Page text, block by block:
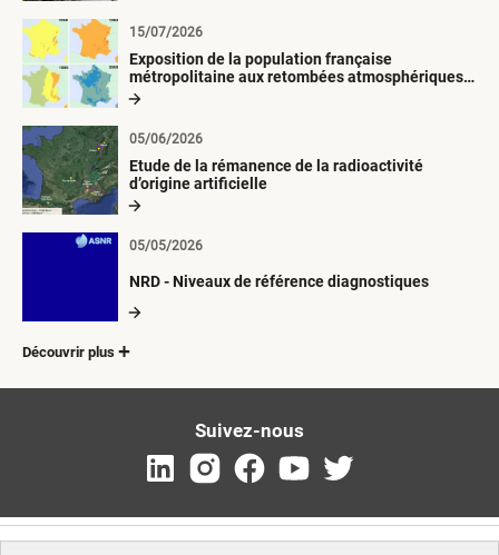
Exposition de la population française
métropolitaine aux retombées atmosphériques
radioactives depuis 1945
15/07/2026
Etude de la rémanence de la radioactivité
d’origine artificielle
05/06/2026
NRD - Niveaux de référence diagnostiques
05/05/2026
Découvrir plus
Suivez-nous